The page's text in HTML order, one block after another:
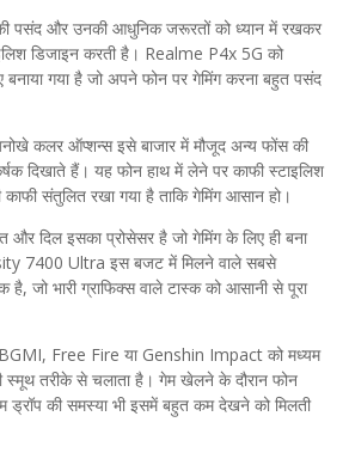
पसंद और उनकी आधुनिक जरूरतों को ध्यान में रखकर
डिजाइन करती है। Realme P4x 5G को
बनाया गया है जो अपने फोन पर गेमिंग करना बहुत पसंद
कलर ऑप्शन्स इसे बाजार में मौजूद अन्य फोंस की
दिखाते हैं। यह फोन हाथ में लेने पर काफी स्टाइलिश
संतुलित रखा गया है ताकि गेमिंग आसान हो।
दिल इसका प्रोसेसर है जो गेमिंग के लिए ही बना
7400 Ultra इस बजट में मिलने वाले सबसे
जो भारी ग्राफिक्स वाले टास्क को आसानी से पूरा
BGMI, Free Fire या Genshin Impact को मध्यम
स्मूथ तरीके से चलाता है। गेम खेलने के दौरान फोन
ड्रॉप की समस्या भी इसमें बहुत कम देखने को मिलती